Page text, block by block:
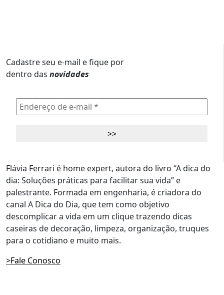
Cadastre seu e-mail e fique por
dentro das novidades
Flávia Ferrari é home expert, autora do livro “A dica do
dia: Soluções práticas para facilitar sua vida” e
palestrante. Formada em engenharia, é criadora do
canal A Dica do Dia, que tem como objetivo
descomplicar a vida em um clique trazendo dicas
caseiras de decoração, limpeza, organização, truques
para o cotidiano e muito mais.
>Fale Conosco